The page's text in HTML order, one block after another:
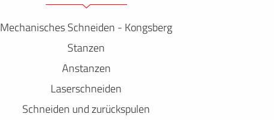
Mechanisches Schneiden - Kongsberg
Stanzen
Anstanzen
Laserschneiden
Schneiden und zurückspulen